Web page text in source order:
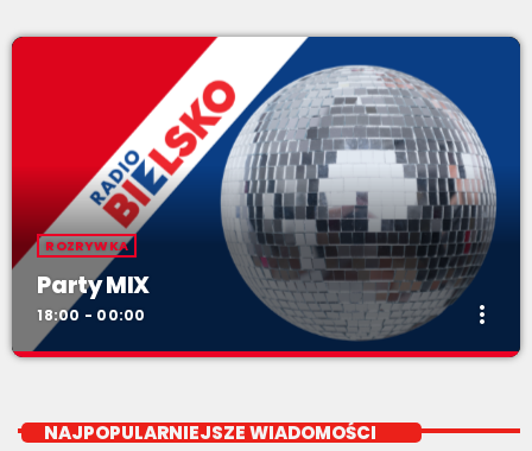
ROZRYWKA
Party MIX
18:00 - 00:00 more_vert
NAJPOPULARNIEJSZE WIADOMOŚCI